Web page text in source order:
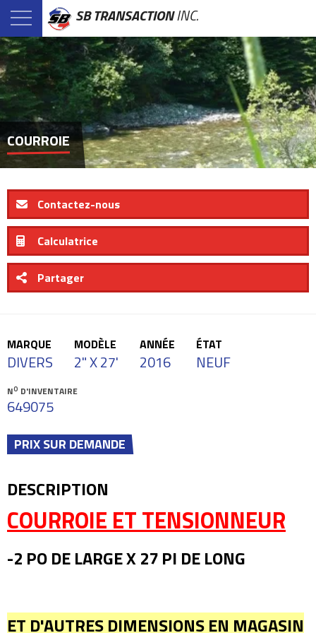
SB TRANSACTIONINC.
COURROIE
Contactez-nous
Calculatrice
Partager
MARQUE
DIVERS
MODÈLE
2" X 27'
ANNÉE
2016
ÉTAT
NEUF
NO D'INVENTAIRE
649075
PRIX SUR DEMANDE
DESCRIPTION
COURROIE ET TENSIONNEUR
-2 PO DE LARGE X 27 PI DE LONG
ET D'AUTRES DIMENSIONS EN MAGASIN